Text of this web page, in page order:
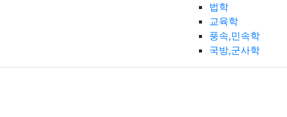
법학
교육학
풍속,민속학
국방,군사학